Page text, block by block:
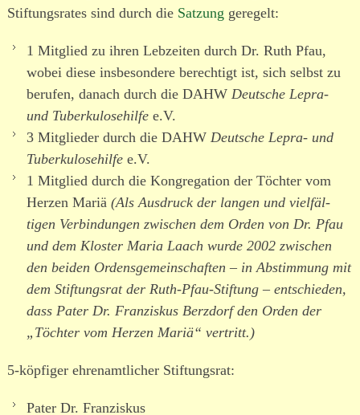
Stiftungsrates sind durch die Satzung geregelt:
1 Mitglied zu ihren Lebzeiten durch Dr. Ruth Pfau,
wobei diese insbe­sondere berechtigt ist, sich selbst zu
berufen, danach durch die DAHW Deutsche Lepra-
und Tuberkulosehilfee.V.
3 Mitglieder durch die DAHW Deutsche Lepra- und
Tuberkulosehilfee.V.
1 Mitglied durch die Kongregation der Töchter vom
Herzen Mariä (Als Ausdruck der langen und viel­fäl­
tigen Verbindungen zwischen dem Orden von Dr. Pfau
und dem Kloster Maria Laach wurde 2002 zwischen
den beiden Ordensgemeinschaften – in Abstimmung mit
dem Stiftungsrat der Ruth-Pfau-Stiftung – entschieden,
dass Pater Dr. Franziskus Berzdorf den Orden der
„Töchter vom Herzen Mariä“ vertritt.)
5-köpfiger ehren­amt­licher Stiftungsrat:
Pater Dr. Franziskus